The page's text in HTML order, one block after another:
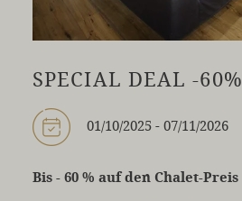
SPECIAL DEAL -60%
01/10/2025 - 07/11/2026
Bis - 60 % auf den Chalet-Preis